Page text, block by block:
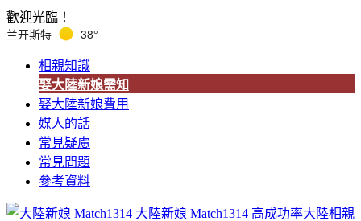
歡迎光臨！
兰开斯特 38°
相親知識
娶大陸新娘需知
娶大陸新娘費用
媒人的話
常見疑慮
常見問題
參考資料
大陸新娘 Match1314 高成功率大陸相親